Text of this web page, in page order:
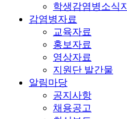
학생감염병소식지
감염병자료
교육자료
홍보자료
영상자료
지원단 발간물
알림마당
공지사항
채용공고